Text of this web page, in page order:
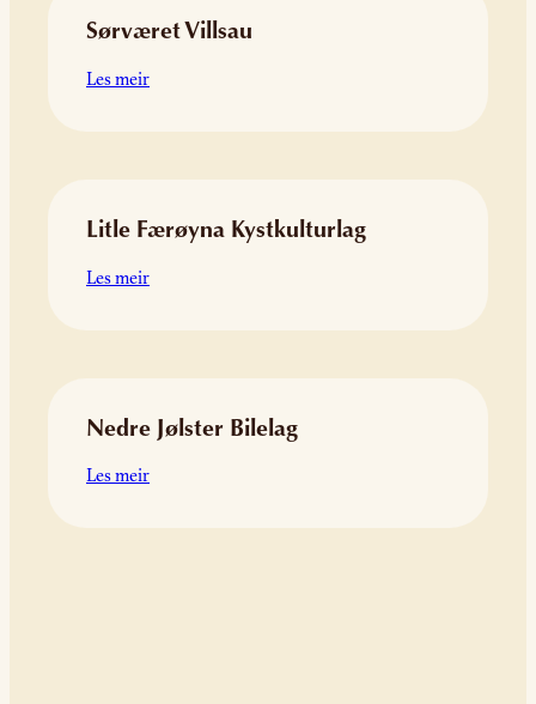
Sørværet Villsau
Les meir:
Litle Færøyna Kystkulturlag
Les meir:
Nedre Jølster Bilelag
Les meir: